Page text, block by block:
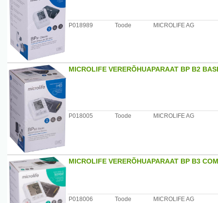
P018989 Toode MICROLIFE AG
MICROLIFE VERERÕHUAPARAAT BP B2
P018005 Toode MICROLIFE AG
MICROLIFE VERERÕHUAPARAAT BP B3
P018006 Toode MICROLIFE AG